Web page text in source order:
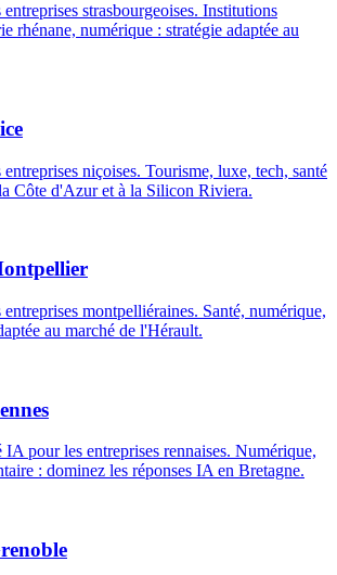
strasbourgeoises. Institutions
rhénane, numérique : stratégie adaptée au
niçoises. Tourisme, luxe, tech, santé
Côte d'Azur et à la Silicon Riviera.
montpelliéraines. Santé, numérique,
au marché de l'Hérault.
pour les entreprises rennaises. Numérique,
: dominez les réponses IA en Bretagne.